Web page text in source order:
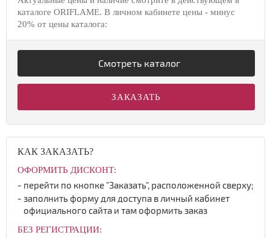
каталоге ORIFLAME. В личном кабинете цены - минус
20% от цены каталога:
Смотреть каталог
ЗАКАЗАТЬ
КАК ЗАКАЗАТЬ?
ОФОРМИТЬ ДИСКОНТ:
перейти по кнопке "Заказать", расположенной сверху;
заполнить форму для доступа в личный кабинет
официального сайта и там оформить заказ
БЕЗ РЕГИСТРАЦИИ: